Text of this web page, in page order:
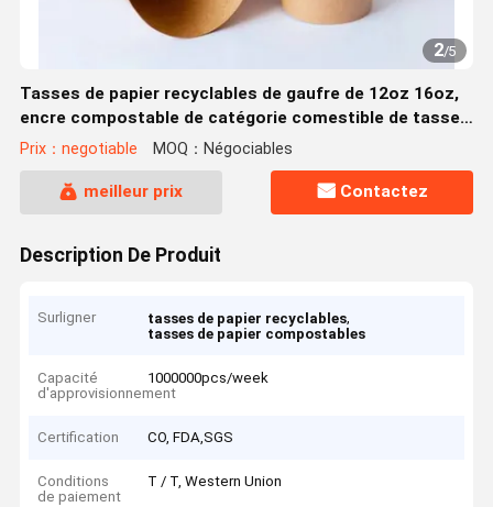
2/5
Tasses de papier recyclables de gaufre de 12oz 16oz,
encre compostable de catégorie comestible de tasses
de papier
Prix：negotiable MOQ：Négociables
meilleur prix Contactez
Description De Produit
Surligner tasses de papier recyclables,
tasses de papier compostables
Capacité
d'approvisionnement
1000000pcs/week
Certification CO, FDA,SGS
Conditions
de paiement
T / T, Western Union